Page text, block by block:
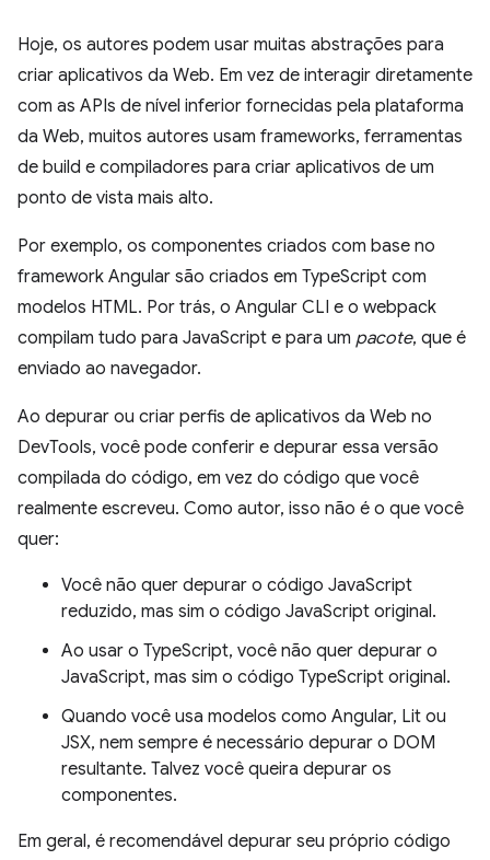
Hoje, os autores podem usar muitas abstrações para
criar aplicativos da Web. Em vez de interagir diretamente
com as APIs de nível inferior fornecidas pela plataforma
da Web, muitos autores usam frameworks, ferramentas
de build e compiladores para criar aplicativos de um
ponto de vista mais alto.
Por exemplo, os componentes criados com base no
framework Angular são criados em TypeScript com
modelos HTML. Por trás, o Angular CLI e o webpack
compilam tudo para JavaScript e para um pacote, que é
enviado ao navegador.
Ao depurar ou criar perfis de aplicativos da Web no
DevTools, você pode conferir e depurar essa versão
compilada do código, em vez do código que você
realmente escreveu. Como autor, isso não é o que você
quer:
Você não quer depurar o código JavaScript
reduzido, mas sim o código JavaScript original.
Ao usar o TypeScript, você não quer depurar o
JavaScript, mas sim o código TypeScript original.
Quando você usa modelos como Angular, Lit ou
JSX, nem sempre é necessário depurar o DOM
resultante. Talvez você queira depurar os
componentes.
Em geral, é recomendável depurar seu próprio código